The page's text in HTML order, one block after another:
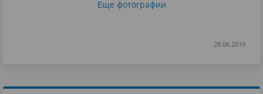
Еще фотографии
28.06.2019